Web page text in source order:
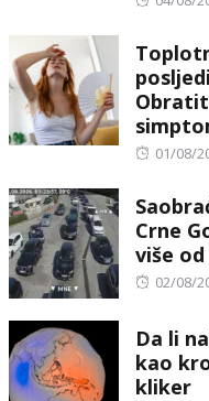
Posted
01/08/
Crne
više
Posted
02/08/
Da li
kao
kliker